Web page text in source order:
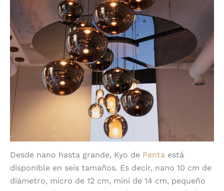
Desde nano hasta grande, Kyo de Penta está
disponible en seis tamaños. Es decir, nano 10 cm de
diámetro, micro de 12 cm, mini de 14 cm, pequeño